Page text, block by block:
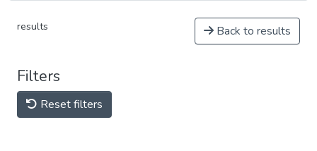
results Back to results
Filters
Reset filters